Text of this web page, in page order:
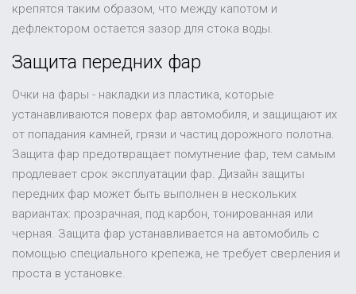
крепятся таким образом, что между капотом и
дефлектором остается зазор для стока воды.
Защита передних фар
Очки на фары - накладки из пластика, которые
устанавливаются поверх фар автомобиля, и защищают их
от попадания камней, грязи и частиц дорожного полотна.
Защита фар предотвращает помутнение фар, тем самым
продлевает срок эксплуатации фар. Дизайн защиты
передних фар может быть выполнен в нескольких
вариантах: прозрачная, под карбон, тонированная или
черная. Защита фар устанавливается на автомобиль с
помощью специального крепежа, не требует сверления и
проста в установке.